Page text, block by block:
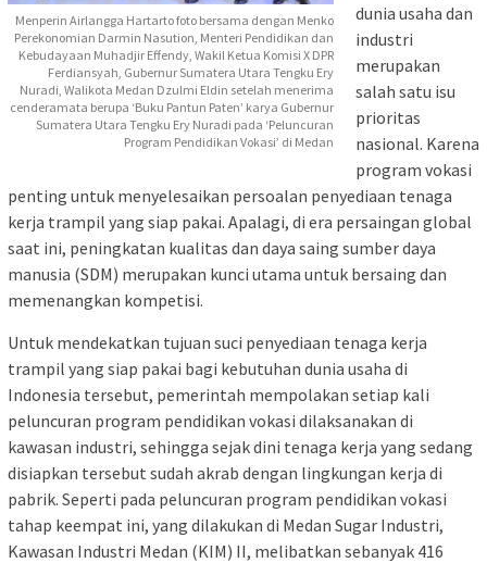
Menperin Airlangga Hartarto foto bersama dengan Menko
Perekonomian Darmin Nasution, Menteri Pendidikan dan
Kebudayaan Muhadjir Effendy, Wakil Ketua Komisi X DPR
Ferdiansyah, Gubernur Sumatera Utara Tengku Ery
Nuradi, Walikota Medan Dzulmi Eldin setelah menerima
cenderamata berupa ‘Buku Pantun Paten’ karya Gubernur
Sumatera Utara Tengku Ery Nuradi pada ‘Peluncuran
Program Pendidikan Vokasi’ di Medan
dunia usaha dan
industri
merupakan
salah satu isu
prioritas
nasional. Karena
program vokasi
penting untuk menyelesaikan persoalan penyediaan tenaga
kerja trampil yang siap pakai. Apalagi, di era persaingan global
saat ini, peningkatan kualitas dan daya saing sumber daya
manusia (SDM) merupakan kunci utama untuk bersaing dan
memenangkan kompetisi.
Untuk mendekatkan tujuan suci penyediaan tenaga kerja
trampil yang siap pakai bagi kebutuhan dunia usaha di
Indonesia tersebut, pemerintah mempolakan setiap kali
peluncuran program pendidikan vokasi dilaksanakan di
kawasan industri, sehingga sejak dini tenaga kerja yang sedang
disiapkan tersebut sudah akrab dengan lingkungan kerja di
pabrik. Seperti pada peluncuran program pendidikan vokasi
tahap keempat ini, yang dilakukan di Medan Sugar Industri,
Kawasan Industri Medan (KIM) II, melibatkan sebanyak 416